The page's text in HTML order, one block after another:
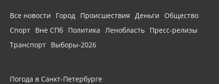
Все новости Город Происшествия Деньги
Общество
Спорт Вне СПб Политика Ленобласть Пресс-релизы
Транспорт Выборы-2026
Погода в Санкт-Петербурге